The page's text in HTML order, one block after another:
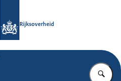
Rijksoverheid